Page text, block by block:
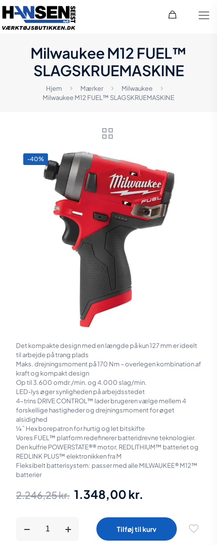
Milwaukee M12 FUEL™
SLAGSKRUEMASKINE
Hjem Mærker
Milwaukee
Milwaukee M12 FUEL™ SLAGSKRUEMASKINE
-40%
Det kompakte design med en længde på kun 127 mm er ideelt
til arbejde på trang plads
Maks. drejningsmoment på 170 Nm – overlegen kombination af
kraft og kompakt design
Op til 3.600 omdr./min. og 4.000 slag/min.
LED-lys øger synligheden på arbejdsstedet
4-trins DRIVE CONTROL™ lader brugeren vælge mellem 4
forskellige hastigheder og drejningsmoment for øget
alsidighed
¼˝ Hex borepatron for hurtig og let bitskifte
Vores FUEL™ platform redefinerer batteridrevne teknologier.
Den kulfrie POWERSTATE®® motor, REDLITHIUM™ batteriet og
REDLINK PLUS™ elektronikken fra M
Fleksibelt batterisystem: passer med alle MILWAUKEE® M12™
batterier
2.246,25kr. Den
1.348,00 kr.
pris
er:
M12
Tilføj til kurv